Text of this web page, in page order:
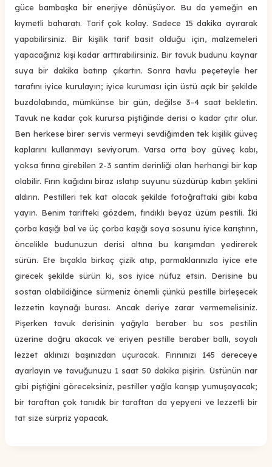
güce bambaşka bir enerjiye dönüşüyor. Bu da yemeğin en
kıymetli baharatı. Tarif çok kolay. Sadece 15 dakika ayırarak
yapabilirsiniz. Bir kişilik tarif basit olduğu için, malzemeleri
yapacağınız kişi kadar arttırabilirsiniz. Bir tavuk budunu kaynar
suya bir dakika batırıp çıkartın. Sonra havlu peçeteyle her
tarafını iyice kurulayın; iyice kuruması için üstü açık bir şekilde
buzdolabında, mümkünse bir gün, değilse 3-4 saat bekletin.
Tavuk ne kadar çok kurursa piştiğinde derisi o kadar çıtır olur.
Ben herkese birer servis vermeyi sevdiğimden tek kişilik güveç
kaplarını kullanmayı seviyorum. Varsa orta boy güveç kabı,
yoksa fırına girebilen 2-3 santim derinliği olan herhangi bir kap
olabilir. Fırın kağıdını biraz ıslatıp suyunu süzdürüp kabın şeklini
aldırın. Pestilleri tek kat olacak şekilde fotoğraftaki gibi kaba
yayın. Benim tarifteki gözdem, fındıklı beyaz üzüm pestili. İki
çorba kaşığı bal ve üç çorba kaşığı soya sosunu iyice karıştırın,
öncelikle budunuzun derisi altına bu karışımdan yedirerek
sürün. Ete bıçakla birkaç çizik atıp, parmaklarınızla iyice ete
girecek şekilde sürün ki, sos iyice nüfuz etsin. Derisine bu
sostan olabildiğince sürmeniz önemli çünkü pestille birleşecek
lezzetin kaynağı burası. Ancak deriye zarar vermemelisiniz.
Pişerken tavuk derisinin yağıyla beraber bu sos pestilin
üzerine doğru akacak ve eriyen pestille beraber ballı, soyalı
lezzet aklınızı başınızdan uçuracak. Fırınınızı 145 dereceye
ayarlayın ve tavuğunuzu 1 saat 50 dakika pişirin. Üstünün nar
gibi piştiğini göreceksiniz, pestiller yağla karışıp yumuşayacak;
bir taraftan çok tanıdık bir taraftan da yepyeni ve lezzetli bir
tat size sürpriz yapacak.